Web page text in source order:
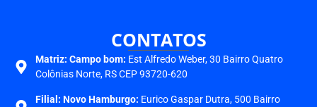
CONTATOS
Matriz: Campo bom: Est Alfredo Weber, 30 Bairro Quatro
Colônias Norte, RS CEP 93720-620
Filial: Novo Hamburgo: Eurico Gaspar Dutra, 500 Bairro